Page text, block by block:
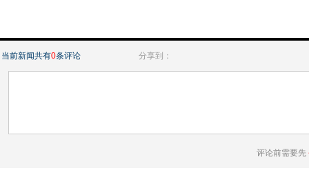
当前新闻共有0条评论 分享到：
评论前需要先